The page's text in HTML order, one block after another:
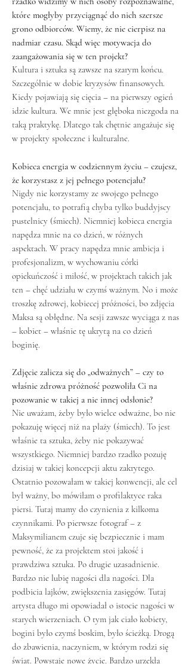
które mogłyby przyciągnąć do nich szersze
grono odbiorców. Wiemy, że nie cierpisz na
nadmiar czasu. Skąd więc motywacja do
zaangażowania się w ten projekt?
Kultura i sztuka są zawsze na szarym końcu.
Szczególnie w dobie kryzysów finansowych.
Kiedy pojawiają się cięcia – na pierwszy ogień
idzie kultura. We mnie jest głęboka niezgoda na
taką praktykę. Dlatego tak chętnie angażuje się
w projekty społeczne i kulturalne.
Kobieca energia w codziennym życiu – czujesz,
że korzystasz z jej pełnego potencjału?
Nigdy nie korzystamy ze swojego pełnego
potencjału, to potrafią chyba tylko buddyjscy
pustelnicy (śmiech). Niemniej kobieca energia
napędza mnie na co dzień, w różnych
aspektach. W pracy napędza mnie ambicja i
profesjonalizm, w wychowaniu córki
opiekuńczość i miłość, w projektach takich jak
ten – chęć udziału w czymś ważnym. No i może
troszkę zdrowej, kobiecej próżności, bo zdjęcia
Maksa są obłędne. Na sesji zawsze wyciąga z nas
– kobiet – właśnie tę ukrytą na co dzień
boginię.
Zdjęcie zalicza się do „odważnych” – czy to
właśnie zdrowa próżność pozwoliła Ci na
pozowanie w takiej a nie innej odsłonie?
Nie uważam, żeby było wielce odważne, bo nie
pokazuję więcej niż na plaży (śmiech). To jest
właśnie ta sztuka, żeby nie pokazywać
wszystkiego. Niemniej bardzo rzadko pozuję
dzisiaj w takiej koncepcji aktu zakrytego.
Ostatnio pozowałam w takiej konwencji, ale cel
był ważny, bo mówiłam o profilaktyce raka
piersi. Tutaj mamy do czynienia z kilkoma
czynnikami. Po pierwsze fotograf – z
Maksymilianem czuje się bezpiecznie i mam
pewność, że za projektem stoi jakość i
prawdziwa sztuka. Po drugie uzasadnienie.
Bardzo nie lubię nagości dla nagości. Dla
podbicia lajków, zwiększenia zasięgów. Tutaj
artysta długo mi opowiadał o istocie nagości w
starych wierzeniach. O tym jak ciało kobiety,
bogini było czymś boskim, było ścieżką. Drogą
do zbawienia, naczyniem, w którym rodzi się
świat. Powstaje nowe życie. Bardzo urzekła